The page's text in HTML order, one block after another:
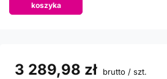
koszyka
3 289,98 zł brutto / szt.